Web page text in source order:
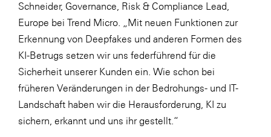
Schneider, Governance, Risk & Compliance Lead,
Europe bei Trend Micro. „Mit neuen Funktionen zur
Erkennung von Deepfakes und anderen Formen des
KI-Betrugs setzen wir uns federführend für die
Sicherheit unserer Kunden ein. Wie schon bei
früheren Veränderungen in der Bedrohungs- und IT-
Landschaft haben wir die Herausforderung, KI zu
sichern, erkannt und uns ihr gestellt.“